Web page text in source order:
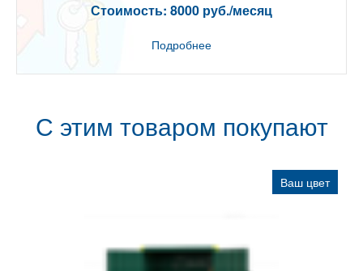
Стоимость: 8000 руб./месяц
Подробнее
С этим товаром покупают
Ваш цвет